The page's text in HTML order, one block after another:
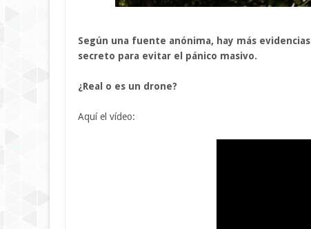
Según una fuente anónima, hay más evidencias
secreto para evitar el pánico masivo.
¿Real o es un drone?
Aquí el vídeo: